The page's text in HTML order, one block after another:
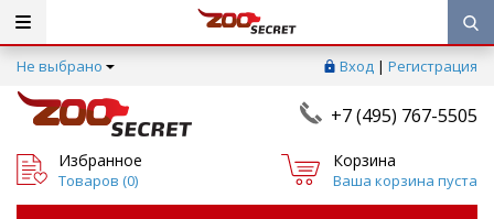
Не выбрано Вход | Регистрация
+7 (495) 767-5505
Избранное
Товаров (0)
Корзина
Ваша корзина пуста